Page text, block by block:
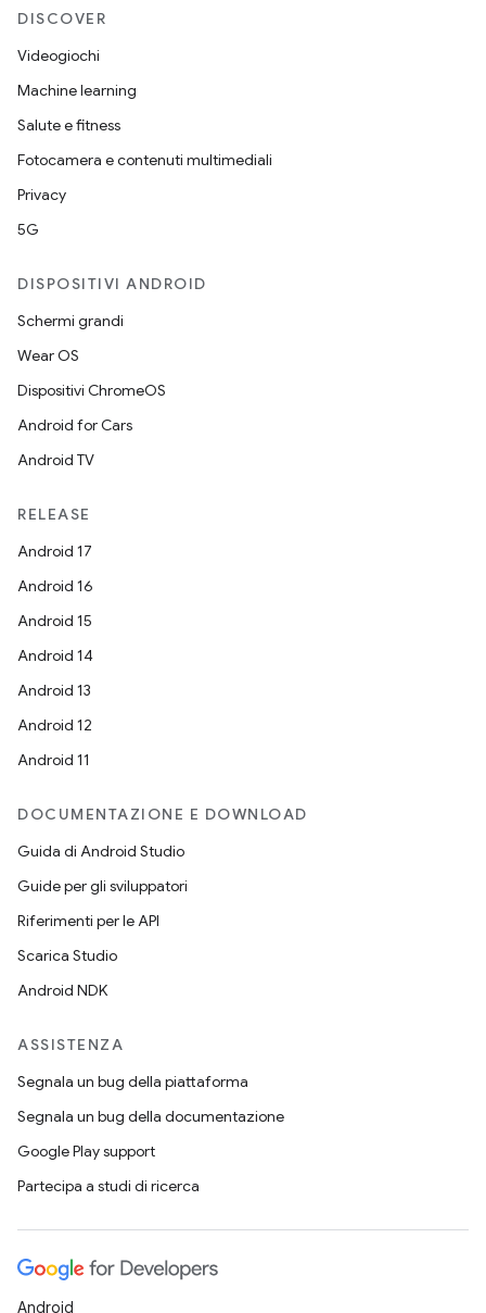
DISCOVER
Videogiochi
Machine learning
Salute e fitness
Fotocamera e contenuti multimediali
Privacy
5G
DISPOSITIVI ANDROID
Schermi grandi
Wear OS
Dispositivi ChromeOS
Android for Cars
Android TV
RELEASE
Android 17
Android 16
Android 15
Android 14
Android 13
Android 12
Android 11
DOCUMENTAZIONE E DOWNLOAD
Guida di Android Studio
Guide per gli sviluppatori
Riferimenti per le API
Scarica Studio
Android NDK
ASSISTENZA
Segnala un bug della piattaforma
Segnala un bug della documentazione
Google Play support
Partecipa a studi di ricerca
Android